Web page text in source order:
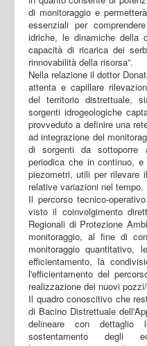
di monitoraggio e
essenziali per
idriche, le dinamiche della
capacità di ricarica dei
rinnovabilità della risorsa”.
Nella relazione il dottor
attenta e capillare
del territorio distrettuale,
sorgenti idrogeologiche
provveduto a definire una
ad integrazione del
di sorgenti da sottoporre
periodica che in continuo,
piezometri, utili per rilevare
relative variazioni nel tempo.
Il percorso tecnico-
visto il coinvolgimento
Regionali di Protezione
monitoraggio, al fine di
monitoraggio quantitativo,
efficientamento, la
l'efficientamento del
realizzazione dei nuovi
Il quadro conoscitivo che
di Bacino Distrettuale
delineare con
sostentamento degli